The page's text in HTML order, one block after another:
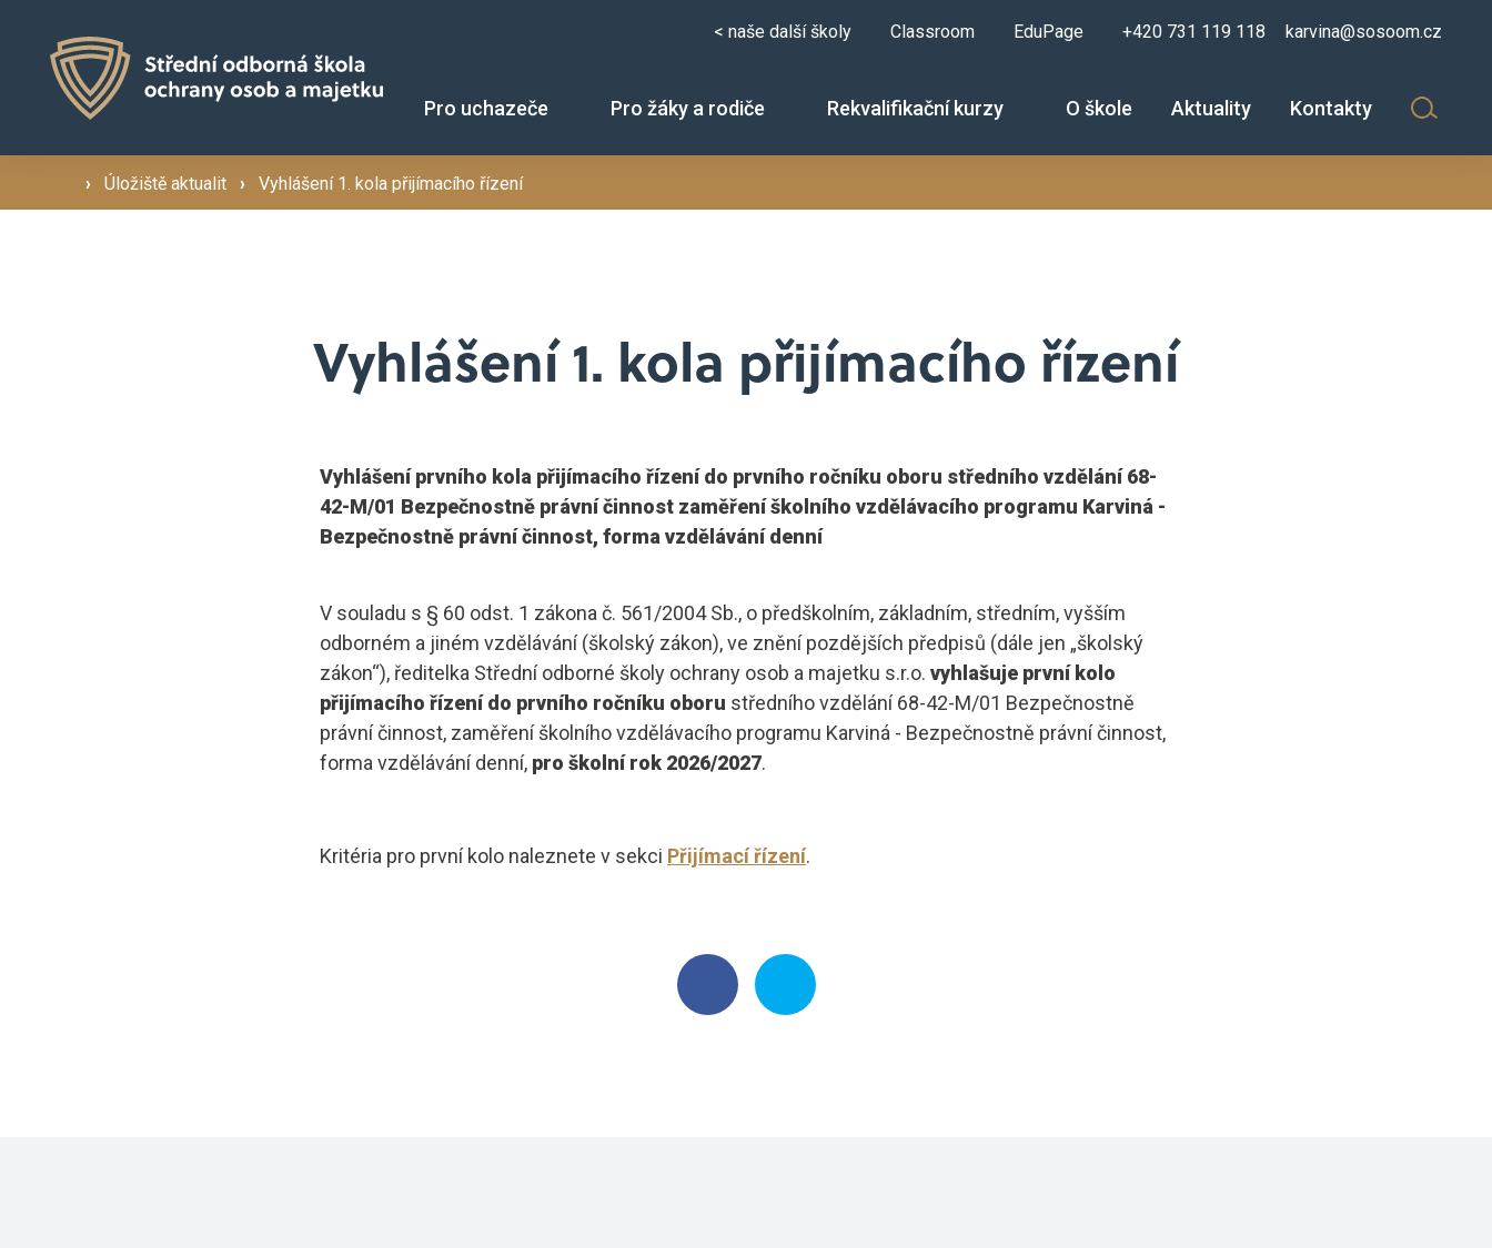
Pro uchazeče Pro žáky a rodiče Rekvalifikační kurzy O škole Aktuality Kontakty
< naše další školy Classroom EduPage +420 731 119 118 karvina@sosoom.cz
› Úložiště aktualit › Vyhlášení 1. kola přijímacího řízení
Vyhlášení 1. kola přijímacího řízení
Vyhlášení prvního kola přijímacího řízení do prvního ročníku oboru středního vzdělání 68-
42-M/01 Bezpečnostně právní činnost zaměření školního vzdělávacího programu Karviná -
Bezpečnostně právní činnost, forma vzdělávání denní
V souladu s § 60 odst. 1 zákona č. 561/2004 Sb., o předškolním, základním, středním, vyšším
odborném a jiném vzdělávání (školský zákon), ve znění pozdějších předpisů (dále jen „školský
zákon“), ředitelka Střední odborné školy ochrany osob a majetku s.r.o. vyhlašuje první kolo
přijímacího řízení do prvního ročníku oboru středního vzdělání 68-42-M/01 Bezpečnostně
právní činnost, zaměření školního vzdělávacího programu Karviná - Bezpečnostně právní činnost,
forma vzdělávání denní, pro školní rok 2026/2027.
Kritéria pro první kolo naleznete v sekci Přijímací řízení.